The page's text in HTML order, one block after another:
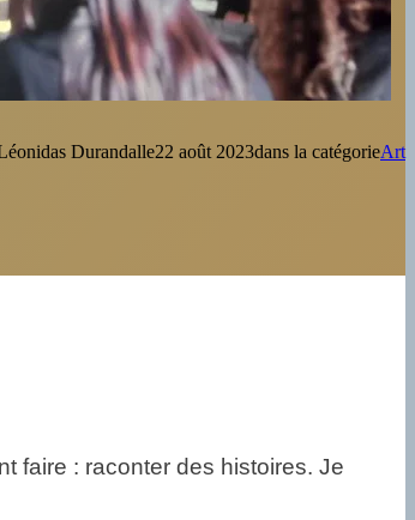
Durandalle22 août 2023dans la catégorieArt
faire : raconter des histoires. Je